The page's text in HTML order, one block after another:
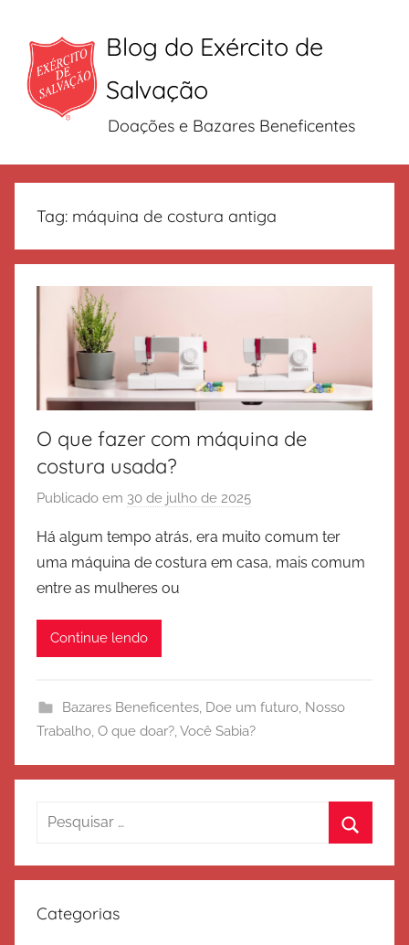
conteúdo
Blog do Exército de
Salvação
Doações e Bazares Beneficentes
Tag: máquina de costura antiga
O que fazer com máquina de
costura usada?
Publicado em 30 de julho de 2025
r
E
t
o
e
v
Há algum tempo atrás, era muito comum ter
uma máquina de costura em casa, mais comum
entre as mulheres ou
Continue lendo
Bazares Beneficentes, Doe um futuro, Nosso
Trabalho, O que doar?,Você Sabia?
Pesquisar
Categorias